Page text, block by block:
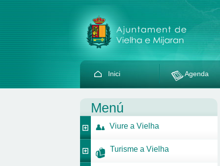
Inici Agenda
Menú
Viure a Vielha
Turisme a Vielha